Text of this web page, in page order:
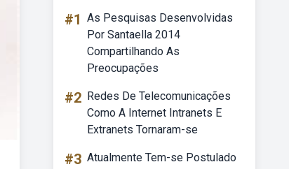
#1 As Pesquisas Desenvolvidas
Por Santaella 2014
Compartilhando As
Preocupações
#2 Redes De Telecomunicações
Como A Internet Intranets E
Extranets Tornaram-se
#3 Atualmente Tem-se Postulado